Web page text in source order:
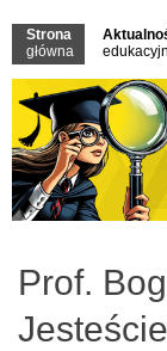
Strona
główna
Prof.